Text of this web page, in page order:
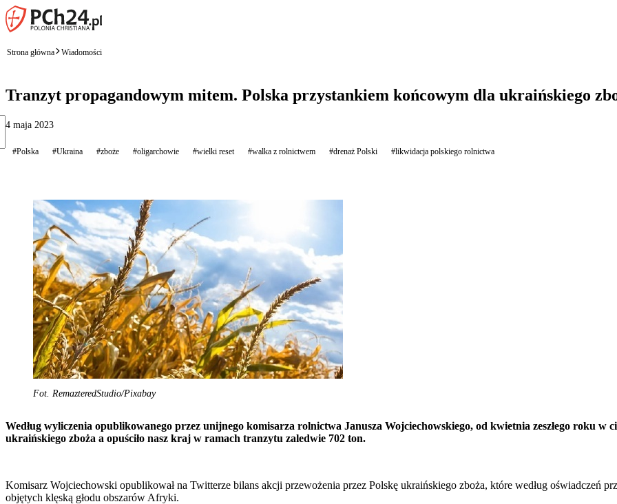
Strona główna Wiadomości
Tranzyt propagandowym mitem. Polska przystankiem końcowym dla ukraińskiego
4 maja 2023
#Polska #Ukraina #zboże #oligarchowie #wielki reset #walka z rolnictwem #drenaż Polski #likwidacja polskiego rolnictwa
Fot. RemazteredStudio/Pixabay
Według wyliczenia opublikowanego przez unijnego komisarza rolnictwa Janusza Wojciechowskiego, od kwietnia zeszłego roku w
ukraińskiego zboża a opuściło nasz kraj w ramach tranzytu zaledwie 702 ton.
Komisarz Wojciechowski opublikował na Twitterze bilans akcji przewożenia przez Polskę ukraińskiego zboża, które według oświadczeń
objętych klęską głodu obszarów Afryki.